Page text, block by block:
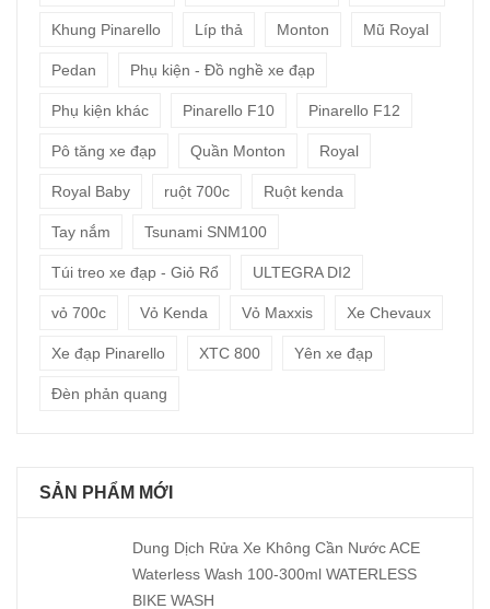
Khung Pinarello Líp thả Monton Mũ Royal
Pedan Phụ kiện - Đồ nghề xe đạp
Phụ kiện khác Pinarello F10 Pinarello F12
Pô tăng xe đạp Quần Monton Royal
Royal Baby ruột 700c Ruột kenda
Tay nắm Tsunami SNM100
Túi treo xe đạp - Giỏ Rổ ULTEGRA DI2
vỏ 700c Vỏ Kenda Vỏ Maxxis Xe Chevaux
Xe đạp Pinarello XTC 800 Yên xe đạp
Đèn phản quang
SẢN PHẨM MỚI
Dung Dịch Rửa Xe Không Cần Nước ACE
Waterless Wash 100-300ml WATERLESS
BIKE WASH